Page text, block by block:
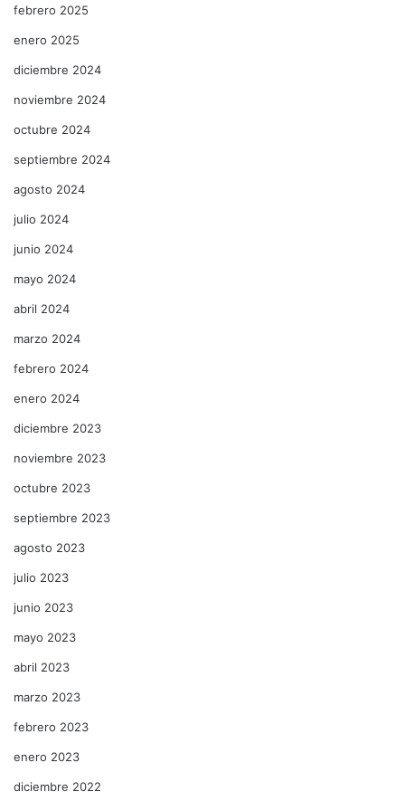
febrero 2025
enero 2025
diciembre 2024
noviembre 2024
octubre 2024
septiembre 2024
agosto 2024
julio 2024
junio 2024
mayo 2024
abril 2024
marzo 2024
febrero 2024
enero 2024
diciembre 2023
noviembre 2023
octubre 2023
septiembre 2023
agosto 2023
julio 2023
junio 2023
mayo 2023
abril 2023
marzo 2023
febrero 2023
enero 2023
diciembre 2022